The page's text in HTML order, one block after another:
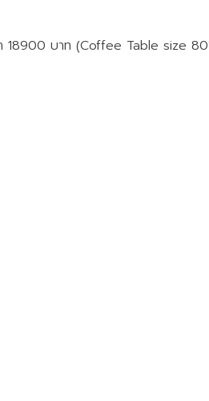
18900 บาท (Coffee Table size